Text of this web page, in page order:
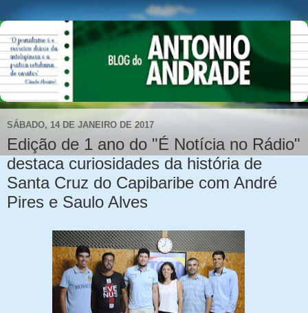
SÁBADO, 14 DE JANEIRO DE 2017
Edição de 1 ano do "É Notícia no Rádio"
destaca curiosidades da história de
Santa Cruz do Capibaribe com André
Pires e Saulo Alves